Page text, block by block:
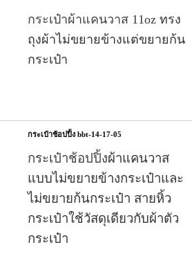
กระเป๋าผ้าแคนวาส 11oz ทรง
ถุงผ้าไม่ขยายข้างแต่ขยายก้น
กระเป๋า
กระเป๋าช้อปปิ้ง bbt-14-17-05
กระเป๋าช้อปปิ้งผ้าแคนวาส
แบบไม่ขยายข้างกระเป๋าและ
ไม่ขยายก้นกระเป๋า สายหิ้ว
กระเป๋าใช้วัสดุเดียวกับผ้าตัว
กระเป๋า